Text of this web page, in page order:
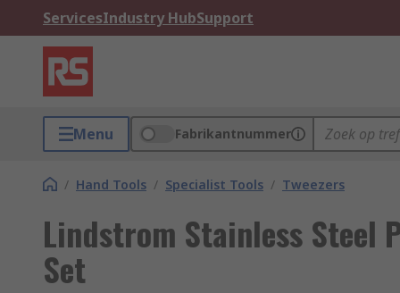
ServicesIndustry HubSupport
Menu Fabrikantnummer
/ Hand Tools / Specialist Tools / Tweezers
Lindstrom Stainless Steel
Set